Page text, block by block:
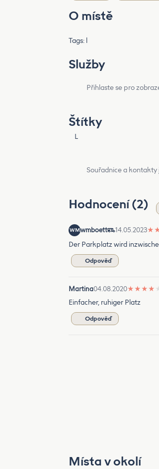
O místě
Tags: l
Služby
Přihlaste se pro
Štítky
L
Souřadnice a
Hodnocení (2)
WMwmboett 14.05.2023★
Der Parkplatz wird
Odpověď
Martina04.08.2020★ ★ ★ ★
Einfacher, ruhiger Platz
Odpověď
Místa v okolí